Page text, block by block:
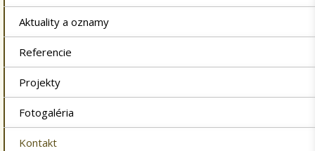
Aktuality a oznamy
Referencie
Projekty
Fotogaléria
Kontakt